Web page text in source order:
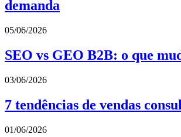
demanda
05/06/2026
SEO vs GEO B2B: o que
03/06/2026
7 tendências de vendas
01/06/2026